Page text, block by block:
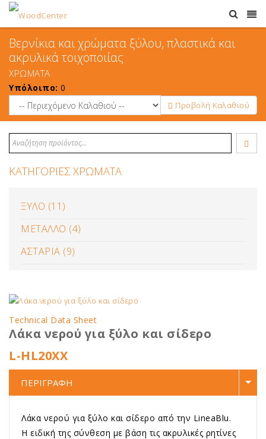
Βερνίκια και χρώματα ξύλου, πλαστικά και
ακρυλικά τοιχοποιίας
ΧΡΩΜΑΤΑ
Υπόλοιπο: 0
Προβολή Καλαθιού
ΚΑΤΗΓΟΡΙΕΣ ΧΡΩΜΑΤΑ
ΞΥΛΟ (11)
ΜΕΤΑΛΛΟ (4)
ΑΣΤΑΡΙΑ (9)
Technical Data Sheet
Λάκα νερού για ξύλο και σίδερο
L-HL20XX
ΠΕΡΙΓΡΑΦΗ
Λάκα νερού για ξύλο και σίδερο από την LineaBlu.
Η ειδική της σύνθεση με βάση τις ακρυλικές ρητίνες